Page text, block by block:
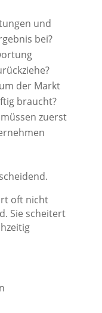
und
bei?
der Markt
braucht?
zuerst
oft nicht
Sie scheitert